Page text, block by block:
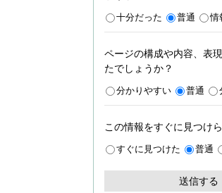
十分だった 普通 情
ページの構成や内容、表
たでしょうか？
分かりやすい 普通
この情報をすぐに見つけ
すぐに見つけた 普通